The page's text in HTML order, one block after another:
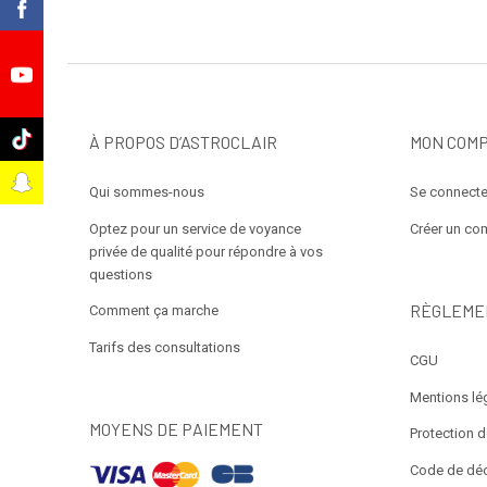
À PROPOS D’ASTROCLAIR
Qui sommes-nous
Optez pour un service de voyance
privée de qualité pour répondre à vos
questions
Comment ça marche
Tarifs des consultations
MOYENS DE PAIEMENT
MON
Se
Créer un
CGU
Mentions
Protection
Code de